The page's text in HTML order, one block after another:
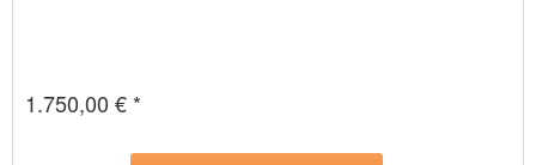
1.750,00 € *